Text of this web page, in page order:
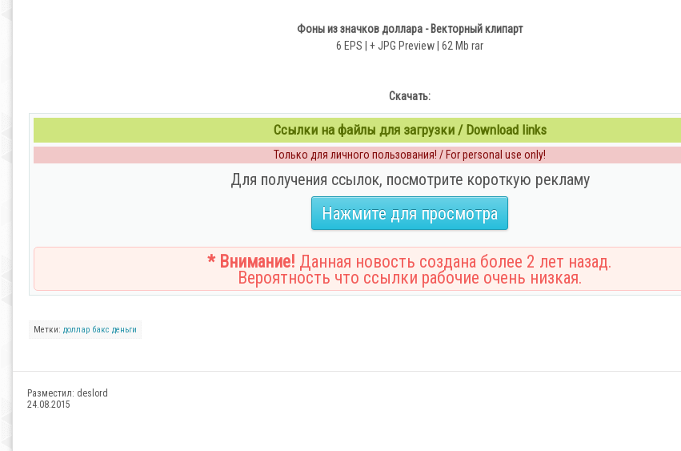
Фоны из значков доллара - Векторный клипарт
6 EPS | + JPG Preview | 62 Mb rar
Скачать:
Ссылки на файлы для загрузки / Download links
Только для личного пользования! / For personal use only!
Для получения ссылок, посмотрите короткую рекламу
Нажмите для просмотра
* Внимание! Данная новость создана более 2 лет назад.
Вероятность что ссылки рабочие очень низкая.
Метки: доллар бакс деньги
Разместил: deslord
24.08.2015